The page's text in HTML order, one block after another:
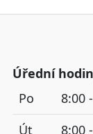
Úřední
Po
8:00
Út
8:00